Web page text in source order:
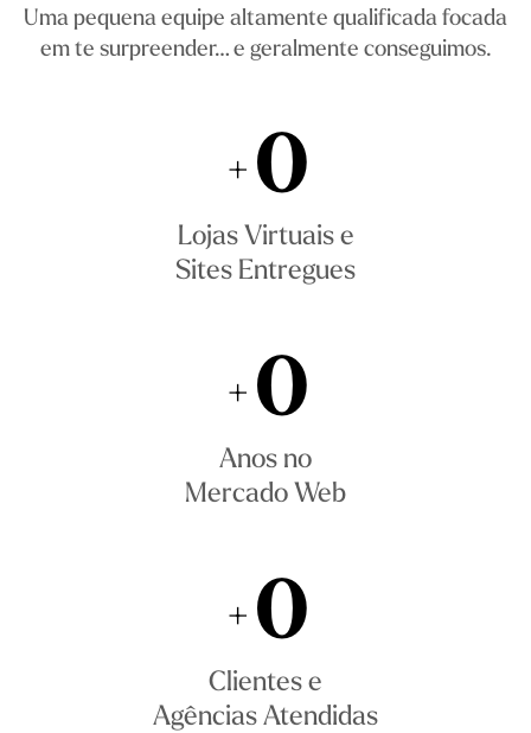
Uma pequena equipe altamente qualificada focada
em te surpreender… e geralmente conseguimos.
Lojas Virtuais e
Sites Entregues
+ 0
Anos no
Mercado Web
+ 0
Clientes e
Agências Atendidas
+ 0